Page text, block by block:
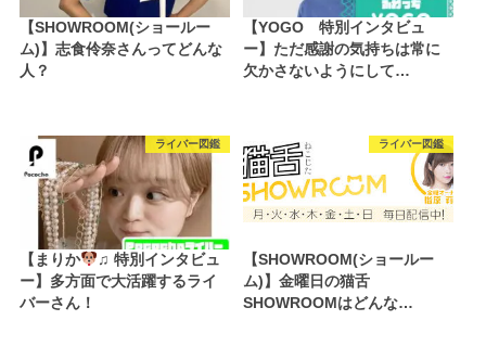
【SHOWROOM(ショールー
ム)】志食伶奈さんってどんな
人？
【YOGO 特別インタビュ
ー】ただ感謝の気持ちは常に
欠かさないようにして…
ライバー図鑑
【まりか
♫ 特別インタビュ
ー】多方面で大活躍するライ
バーさん！
ライバー図鑑
【SHOWROOM(ショールー
ム)】金曜日の猫舌
SHOWROOMはどんな…